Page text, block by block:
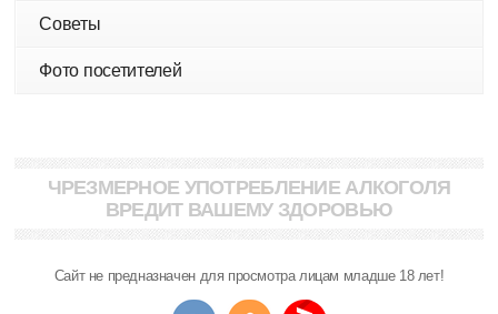
Советы
Фото посетителей
ЧРЕЗМЕРНОЕ УПОТРЕБЛЕНИЕ АЛКОГОЛЯ
ВРЕДИТ ВАШЕМУ ЗДОРОВЬЮ
Сайт не предназначен для просмотра лицам младше 18 лет!